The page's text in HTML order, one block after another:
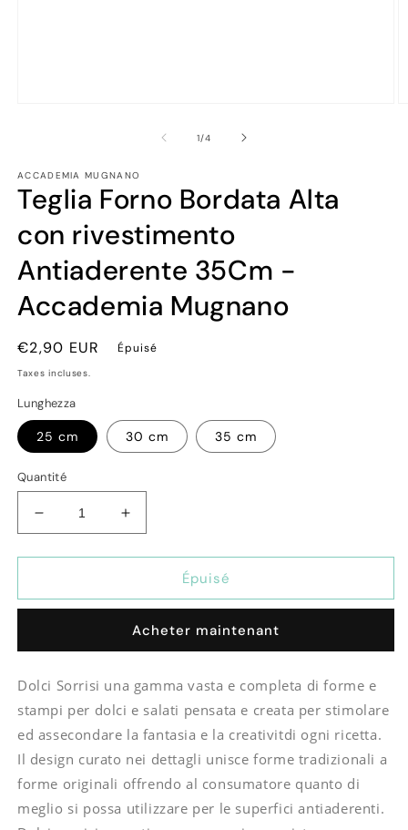
une
fenêtre
modale
1/de
4
ACCADEMIA MUGNANO
Teglia Forno Bordata Alta
con rivestimento
Antiaderente 35Cm -
Accademia Mugnano
Prix
habituel
€2,90 EUR Épuisé
Taxes incluses.
Lunghezza
25 cm 30 cm 35 cm
Quantité
Réduire
la
quantité
Teglia
Alta
rivestimento
Antiaderente
35Cm
Accademia
Mugnano
Augmenter
la
quantité
Teglia
Bordata
Alta
rivestimento
Antiaderente
35Cm
Accademia
Mugnano
Épuisé
Acheter maintenant
Dolci Sorrisi una gamma vasta e completa di forme e
stampi per dolci e salati pensata e creata per stimolare
ed assecondare la fantasia e la creativitdi ogni ricetta.
Il design curato nei dettagli unisce forme tradizionali a
forme originali offrendo al consumatore quanto di
meglio si possa utilizzare per le superfici antiaderenti.